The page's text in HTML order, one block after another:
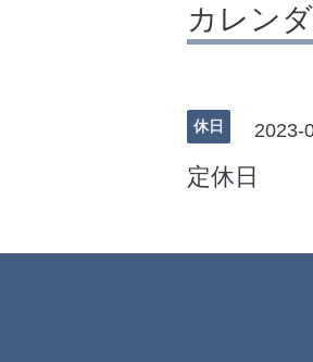
カレン
休日 2023-
定休日